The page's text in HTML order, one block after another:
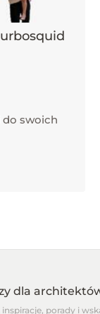
do swoich
dla
porady i